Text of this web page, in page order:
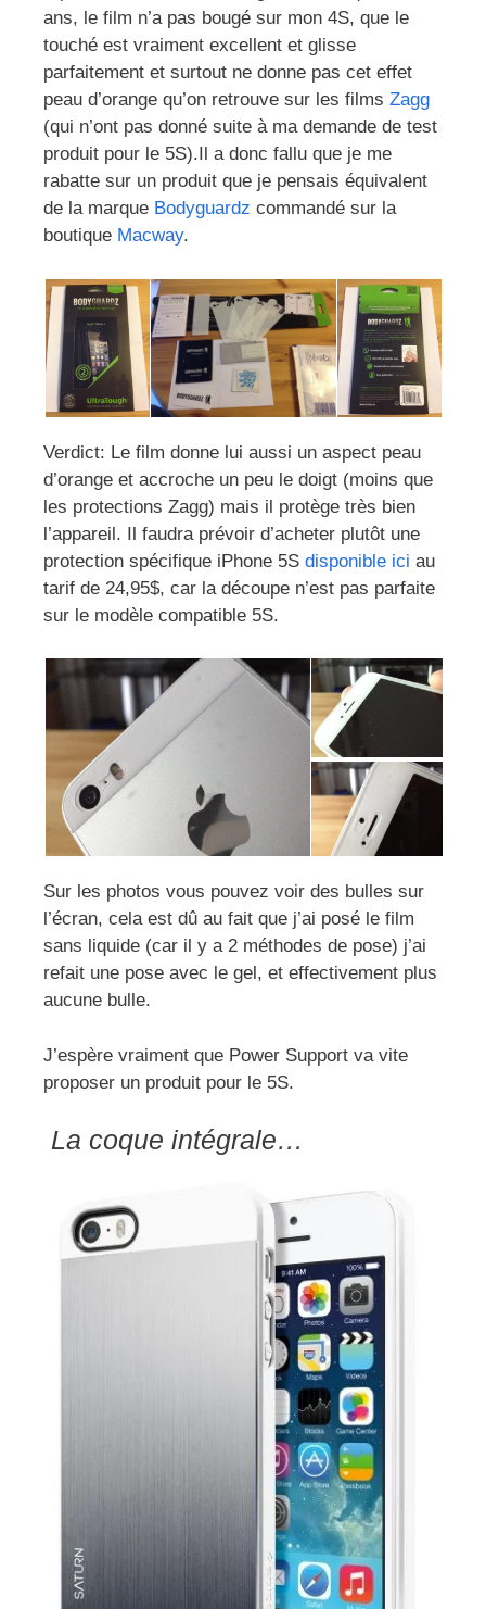
ans, le film n’a pas bougé sur mon 4S, que le
touché est vraiment excellent et glisse
parfaitement et surtout ne donne pas cet effet
peau d’orange qu’on retrouve sur les films Zagg
(qui n’ont pas donné suite à ma demande de test
produit pour le 5S).Il a donc fallu que je me
rabatte sur un produit que je pensais équivalent
de la marque Bodyguardz commandé sur la
boutique Macway.
Verdict: Le film donne lui aussi un aspect peau
d’orange et accroche un peu le doigt (moins que
les protections Zagg) mais il protège très bien
l’appareil. Il faudra prévoir d’acheter plutôt une
protection spécifique iPhone 5S disponible ici au
tarif de 24,95$, car la découpe n’est pas parfaite
sur le modèle compatible 5S.
Sur les photos vous pouvez voir des bulles sur
l’écran, cela est dû au fait que j’ai posé le film
sans liquide (car il y a 2 méthodes de pose) j’ai
refait une pose avec le gel, et effectivement plus
aucune bulle.
J’espère vraiment que Power Support va vite
proposer un produit pour le 5S.
La coque intégrale…